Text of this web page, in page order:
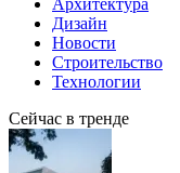
Дизайн
Новости
Строительство
Технологии
Сейчас в тренде